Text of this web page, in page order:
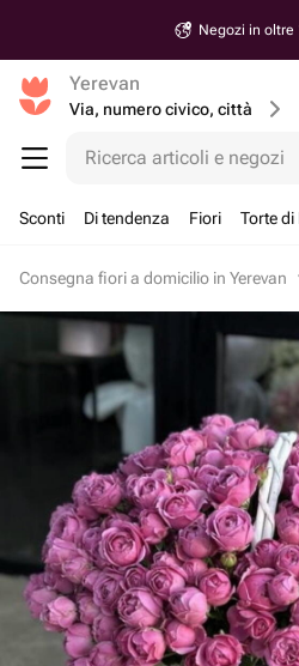
Negozi in oltre
Yerevan
Via, numero civico, città
Ricerca articoli e negozi
Sconti Di tendenza Fiori Torte di
Consegna fiori a domicilio in Yerevan